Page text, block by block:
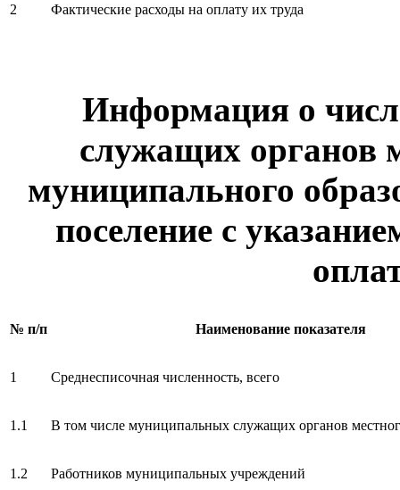
2 Фактические расходы на оплату их труда
Информация о
служащих органов
муниципального
поселение с
№ п/п Наименование показателя
1 Среднесписочная численность, всего
1.1 В том числе муниципальных служащих органов
1.2 Работников муниципальных учреждений